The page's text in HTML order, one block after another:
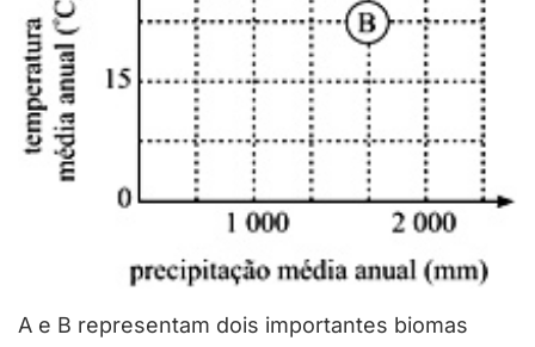
A e B representam dois importantes biomas